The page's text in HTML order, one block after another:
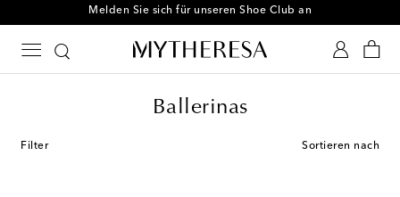
Melden Sie sich für unseren Shoe Club an
Ballerinas
Filter Sortieren nach